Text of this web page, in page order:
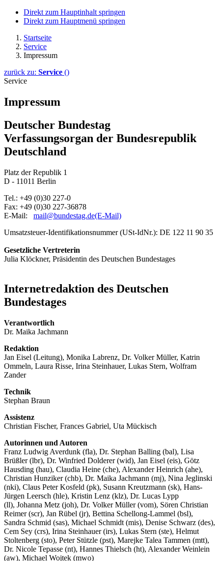
Direkt zum Hauptinhalt springen
Direkt zum Hauptmenü springen
Startseite
Service
Impressum
zurück zu: Service ()
Service
Impressum
Deutscher Bundestag
Verfassungsorgan der Bundesrepublik
Deutschland
Platz der Republik 1
D - 11011 Berlin
Tel.: +49 (0)30 227-0
Fax: +49 (0)30 227-36878
E-Mail: mail@bundestag.de(E-Mail)
Umsatzsteuer-Identifikationsnummer (USt-IdNr.): DE 122 11 90 35
Gesetzliche Vertreterin
Julia Klöckner, Präsidentin des Deutschen Bundestages
Internetredaktion des Deutschen
Bundestages
Verantwortlich
Dr. Maika Jachmann
Redaktion
Jan Eisel (Leitung), Monika Labrenz, Dr. Volker Müller, Katrin
Ommeln, Laura Risse, Irina Steinhauer, Lukas Stern, Wolfram
Zander
Technik
Stephan Braun
Assistenz
Christian Fischer, Frances Gabriel, Uta Mückisch
Autorinnen und Autoren
Franz Ludwig Averdunk (fla), Dr. Stephan Balling (bal), Lisa
Brüßler (lbr), Dr. Winfried Dolderer (wid), Jan Eisel (eis), Götz
Hausding (hau), Claudia Heine (che), Alexander Heinrich (ahe),
Christian Hunziker (chb), Dr. Maika Jachmann (mj), Nina Jeglinski
(nki), Claus Peter Kosfeld (pk), Susann Kreutzmann (sk), Hans-
Jürgen Leersch (hle), Kristin Lenz (klz), Dr. Lucas Lypp
(ll), Johanna Metz (joh), Dr. Volker Müller (vom), Sören Christian
Reimer (scr), Jan Rübel (jr), Bettina Schellong-Lammel (bsl),
Sandra Schmid (sas), Michael Schmidt (mis), Denise Schwarz (des),
Cem Sey (crs), Irina Steinhauer (irs), Lukas Stern (ste), Helmut
Stoltenberg (sto), Peter Stützle (pst), Marejke Talea Tammen (mtt),
Dr. Nicole Tepasse (nt), Hannes Thielsch (ht), Alexander Weinlein
(aw), Michael Wojtek (mwo)